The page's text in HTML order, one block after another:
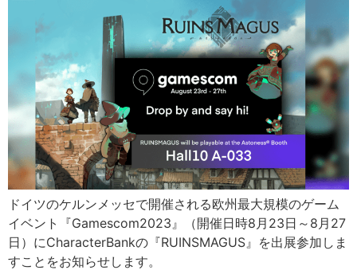
ドイツのケルンメッセで開催される欧州最大規模のゲーム
イベント『Gamescom2023』（開催日時8月23日～8月27
日）にCharacterBankの『RUINSMAGUS』を出展参加しま
すことをお知らせします。